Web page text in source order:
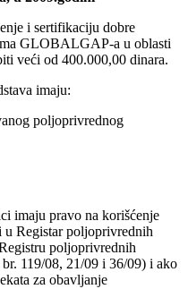
i sertifikaciju dobre
GLOBALGAP-a u oblasti
veći od 400.000,00 dinara.
imaju:
poljoprivrednog
imaju pravo na korišćenje
u Registar poljoprivrednih
poljoprivrednih
119/08, 21/09 i 36/09) i ako
za obavljanje